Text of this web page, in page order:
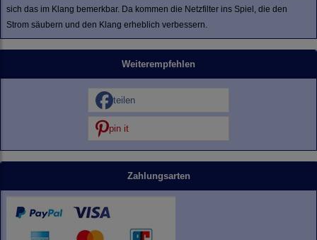
sich das im Klang bemerkbar. Da kommen die Netzfilter ins Spiel, die den
Strom säubern und den Klang erheblich verbessern.
Weiterempfehlen
teilen
pin it
Zahlungsarten